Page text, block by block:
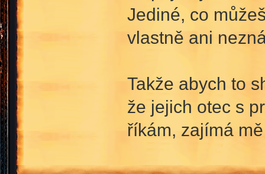
Jediné, co
vlastně ani
Takže abych to
že jejich otec s
říkám, zajímá